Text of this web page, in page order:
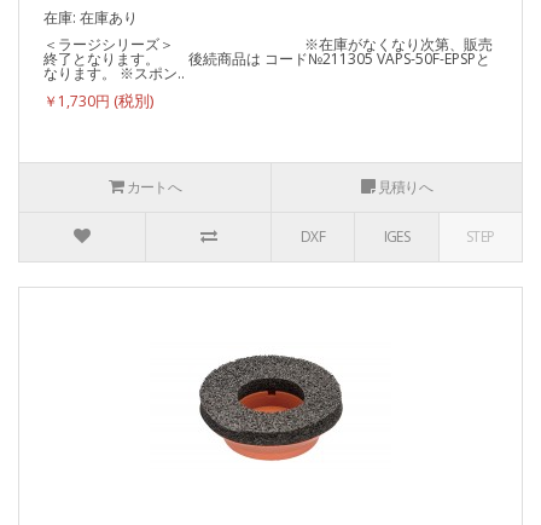
在庫: 在庫あり
＜ラージシリーズ＞ ※在庫がなくなり次第、販売
終了となります。 後続商品は コード№211305 VAPS-50F-EPSPと
なります。 ※スポン..
￥1,730円
カートへ 見積りへ
DXF IGES STEP